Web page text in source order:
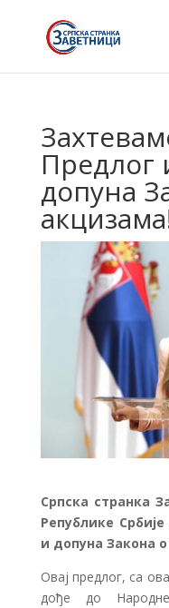
Предлог
допуна
Српска странка
Републике
и допуна Закона
Овај предлог, са
дође до